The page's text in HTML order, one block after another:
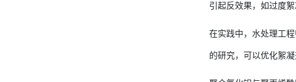
引起反效果，如过度
在实践中，水处理工
的研究，可以优化絮